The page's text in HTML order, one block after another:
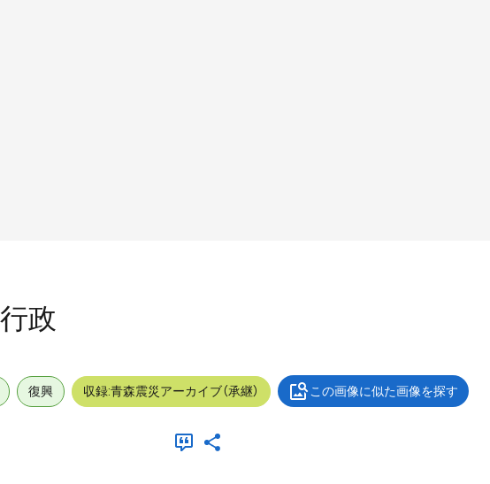
政
復興 収録:青森震災アーカイブ（承継） この画像に似た画像を探す